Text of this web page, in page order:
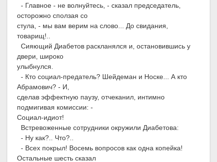
- Главное - не волнуйтесь, - сказал председатель,
осторожно сползая со
стула, - мы вам верим на слово... До свидания,
товарищ!..
Сияющий Диабетов раскланялся и, остановившись у
двери, широко
улыбнулся.
- Кто социал-предатель? Шейдеман и Носке... А кто
Абрамович? - И,
сделав эффектную паузу, отчеканил, интимно
подмигивая комиссии: -
Социал-идиот!
Встревоженные сотрудники окружили Диабетова:
- Ну как?.. Что?..
- Всех покрыл! Восемь вопросов как одна копейка!
Остальные шесть сказал